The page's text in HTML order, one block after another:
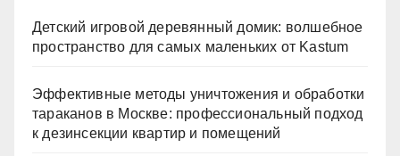
Детский игровой деревянный домик: волшебное
пространство для самых маленьких от Kastum
Эффективные методы уничтожения и обработки
тараканов в Москве: профессиональный подход
к дезинсекции квартир и помещений